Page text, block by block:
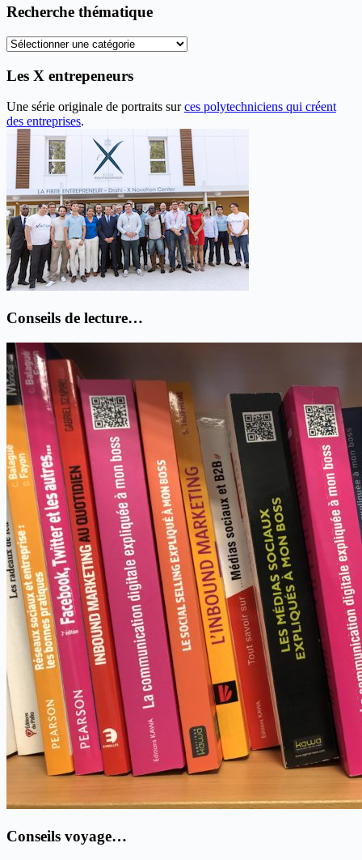
anciens
Recherche thématique
Recherche
Les X entrepeneurs
Une série originale de portraits surces polytechniciens qui créent
des entreprises.
Conseils de lecture…
Conseils voyage…